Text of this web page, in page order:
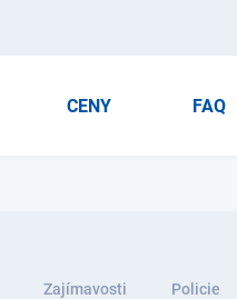
CENY FAQ
Zajímavosti Policie